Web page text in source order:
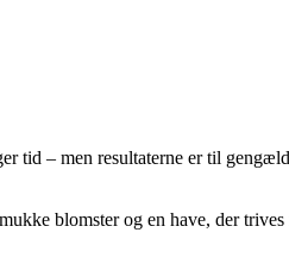
tid – men resultaterne er til
blomster og en have, der